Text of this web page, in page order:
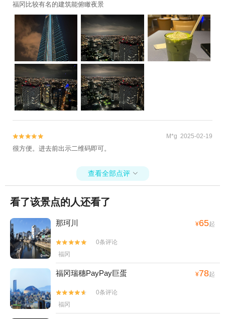
福冈比较有名的建筑能俯瞰夜景

 M*g 2025-02-19
很方便。进去前出示二维码即可。
查看全部点评 
看了该景点的人还看了
那珂川 ¥65起


0条评论
福冈
福冈瑞穗PayPay巨蛋 ¥78起


0条评论
福冈